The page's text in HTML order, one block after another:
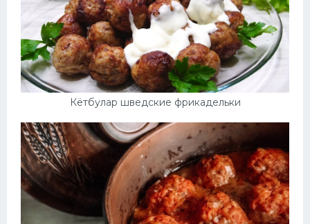
Кётбулар шведские фрикадельки